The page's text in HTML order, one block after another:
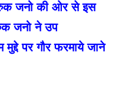
जनो की ओर से इस
जनो ने उप
पर गौर फरमाये जाने